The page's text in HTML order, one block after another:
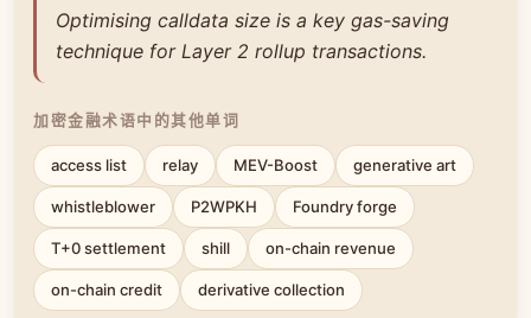
Optimising calldata size is a key gas-saving
technique for Layer 2 rollup transactions.
加密金融术语中的其他单词
access list relay MEV-Boost generative art
whistleblower P2WPKH Foundry forge
T+0 settlement shill on-chain revenue
on-chain credit derivative collection